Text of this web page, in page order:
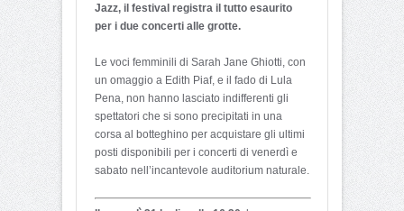
Jazz, il festival registra il tutto esaurito
per i due concerti alle grotte.
Le voci femminili di Sarah Jane Ghiotti, con
un omaggio a Edith Piaf, e il fado di Lula
Pena, non hanno lasciato indifferenti gli
spettatori che si sono precipitati in una
corsa al botteghino per acquistare gli ultimi
posti disponibili per i concerti di venerdì e
sabato nell’incantevole auditorium naturale.